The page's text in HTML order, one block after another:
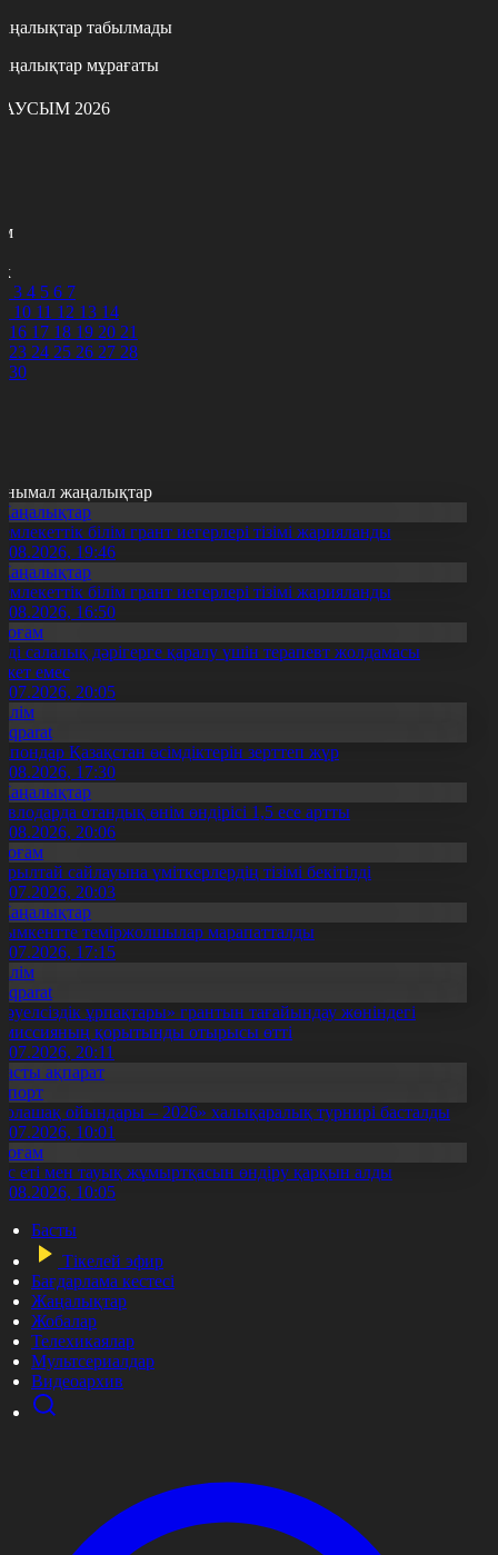
табылмады
мұрағаты
2026
3 4 5 6 7
10 11 12 13 14
16 17 18 19 20 21
23 24 25 26 27 28
30
жаңалықтар
білім грант иегерлері тізімі жарияланды
19:46
білім грант иегерлері тізімі жарияланды
16:50
салалық дәрігерге қаралу үшін терапевт жолдамасы
емес
20:05
Қазақстан өсімдіктерін зерттеп жүр
17:30
отандық өнім өндірісі 1,5 есе артты
20:06
сайлауына үміткерлердің тізімі бекітілді
20:03
теміржолшылар марапатталды
17:15
ұрпақтары» грантын тағайындау жөніндегі
қорытынды отырысы өтті
20:11
ақпарат
ойындары – 2026» халықаралық турнирі басталды
10:01
еті мен тауық жұмыртқасын өндіру қарқын алды
10:05
Басты
Тікелей эфир
Бағдарлама кестесі
Жаңалықтар
Жобалар
Телехикаялар
Мультсериалдар
Видеоархив